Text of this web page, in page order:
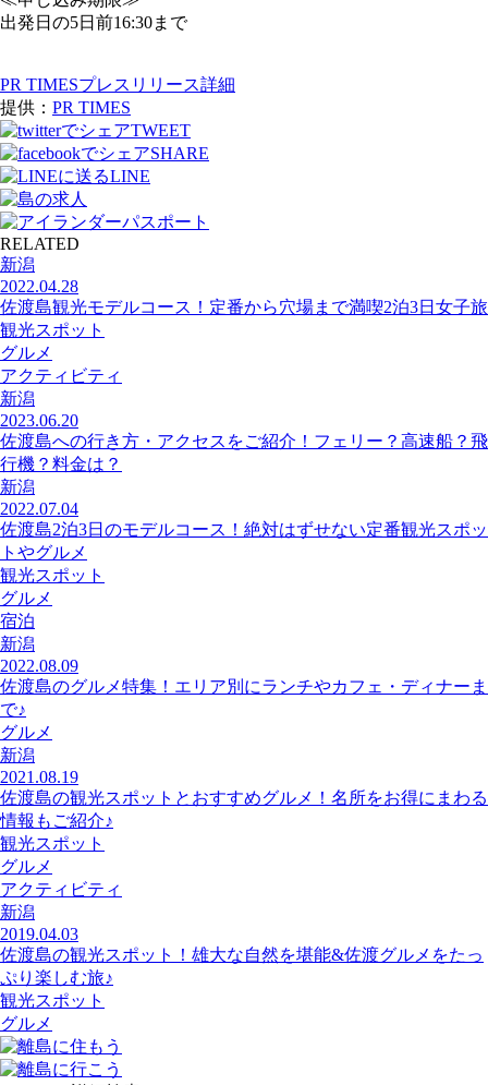
出発日の5日前16:30まで
PR TIMESプレスリリース詳細
提供： PR TIMES
TWEET
SHARE
LINE
RELATED
新潟
2022.04.28
佐渡島観光モデルコース！定番から穴場まで満喫2泊3日女子旅
観光スポット
グルメ
アクティビティ
新潟
2023.06.20
佐渡島への行き方・アクセスをご紹介！フェリー？高速船？飛
行機？料金は？
新潟
2022.07.04
佐渡島2泊3日のモデルコース！絶対はずせない定番観光スポッ
トやグルメ
観光スポット
グルメ
宿泊
新潟
2022.08.09
佐渡島のグルメ特集！エリア別にランチやカフェ・ディナーま
で♪
グルメ
新潟
2021.08.19
佐渡島の観光スポットとおすすめグルメ！名所をお得にまわる
情報もご紹介♪
観光スポット
グルメ
アクティビティ
新潟
2019.04.03
佐渡島の観光スポット！雄大な自然を堪能&佐渡グルメをたっ
ぷり楽しむ旅♪
観光スポット
グルメ